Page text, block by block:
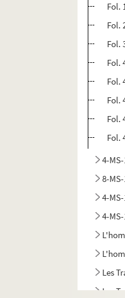
Fol.
Fol.
Fol.
Fol.
Fol.
Fol.
Fol.
Fol.
4-
8-
4-
4-
Les
Les